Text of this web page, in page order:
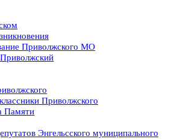
Приволжского МО
Приволжского
Памяти
Энгельсского муниципального